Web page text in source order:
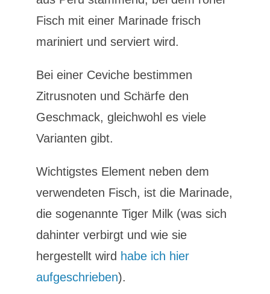
Fisch mit einer Marinade frisch
mariniert und serviert wird.
Bei einer Ceviche bestimmen
Zitrusnoten und Schärfe den
Geschmack, gleichwohl es viele
Varianten gibt.
Wichtigstes Element neben dem
verwendeten Fisch, ist die Marinade,
die sogenannte Tiger Milk (was sich
dahinter verbirgt und wie sie
hergestellt wird habe ich hier
aufgeschrieben).